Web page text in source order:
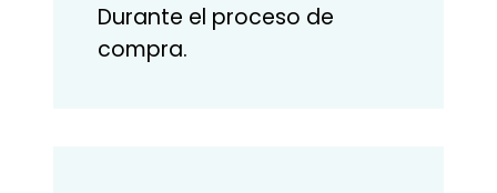
Durante el proceso de
compra.